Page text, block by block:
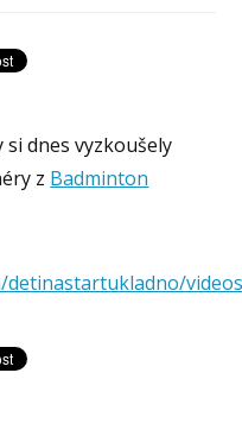
si dnes vyzkoušely
z Badminton